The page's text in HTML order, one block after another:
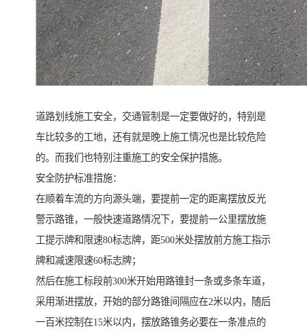
道路划线施工安全，交通管制是一定要做好的，特别是
车比较多的工地，还有就是晚上施工情况也是比较危险
的。而我们也特别注重施工的安全保护措施。
安全防护标准措施：
在顺着车流的方向源头端，要提前一定的距离摆放反光
警示路锥，一般快速道路情况下，要提前一公里摆放施
工提示牌和限速80标志牌，距500米处摆放前方施工指示
牌和减速限速60标志牌；
然后在施工标段前300米开始用路锥封一条或多条车道，
采用渐进摆放，开始的部分路锥间隔应在2米以内，随后
一百米控制在15米以内，摆放路锥务必要在一条准点的